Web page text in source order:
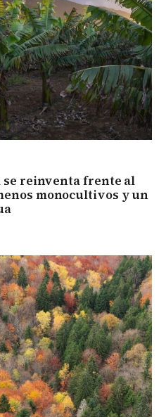
reinventa frente al
monocultivos y un